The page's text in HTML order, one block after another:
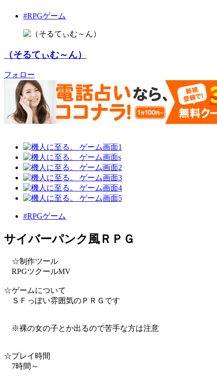
#RPGゲーム
（そるてぃむ～ん）
フォロー
#RPGゲーム
サイバーパンク風ＲＰＧ
☆制作ツール
RPGツクールMV
☆ゲームについて
ＳＦっぽい雰囲気のＰＲＧです
※裸の女の子とか出るので苦手な方は注意
☆プレイ時間
7時間～